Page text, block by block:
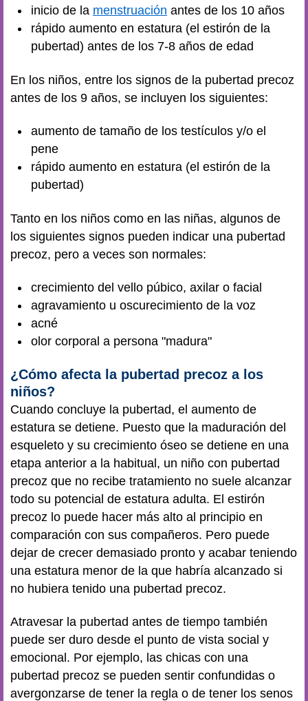
inicio de la menstruación antes de los 10 años
rápido aumento en estatura (el estirón de la
pubertad) antes de los 7-8 años de edad
En los niños, entre los signos de la pubertad precoz
antes de los 9 años, se incluyen los siguientes:
aumento de tamaño de los testículos y/o el
pene
rápido aumento en estatura (el estirón de la
pubertad)
Tanto en los niños como en las niñas, algunos de
los siguientes signos pueden indicar una pubertad
precoz, pero a veces son normales:
crecimiento del vello púbico, axilar o facial
agravamiento u oscurecimiento de la voz
acné
olor corporal a persona "madura"
¿Cómo afecta la pubertad precoz a los
niños?
Cuando concluye la pubertad, el aumento de
estatura se detiene. Puesto que la maduración del
esqueleto y su crecimiento óseo se detiene en una
etapa anterior a la habitual, un niño con pubertad
precoz que no recibe tratamiento no suele alcanzar
todo su potencial de estatura adulta. El estirón
precoz lo puede hacer más alto al principio en
comparación con sus compañeros. Pero puede
dejar de crecer demasiado pronto y acabar teniendo
una estatura menor de la que habría alcanzado si
no hubiera tenido una pubertad precoz.
Atravesar la pubertad antes de tiempo también
puede ser duro desde el punto de vista social y
emocional. Por ejemplo, las chicas con una
pubertad precoz se pueden sentir confundidas o
avergonzarse de tener la regla o de tener los senos